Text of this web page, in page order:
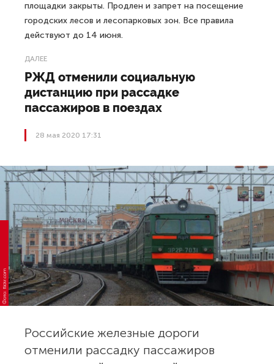
площадки закрыты. Продлен и запрет на посещение
городских лесов и лесопарковых зон. Все правила
действуют до 14 июня.
ДАЛЕЕ
РЖД отменили социальную
дистанцию при рассадке
пассажиров в поездах
28 мая 2020 17:31
Фото: flickr.com
Российские железные дороги
отменили рассадку пассажиров